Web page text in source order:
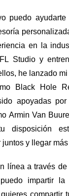
puedo ayudarte
en la
Studio y
he lanzado
Black Hole
apoyadas
Armin Van
disposición
juntos y llegar
línea a través
impartir
compartir